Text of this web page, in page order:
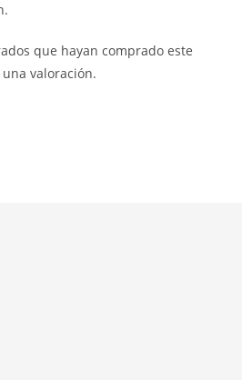
que hayan comprado este
valoración.